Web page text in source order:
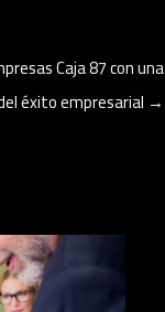
Caja 87 con una
éxito empresarial →